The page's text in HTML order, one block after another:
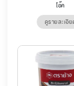
โอ๊ค
ดูรายละเอีย